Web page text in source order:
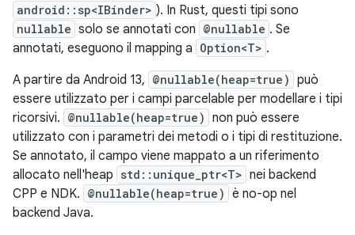
android::sp<IBinder> ). In Rust, questi tipi sono
nullable solo se annotati con @nullable . Se
annotati, eseguono il mapping a Option<T> .
A partire da Android 13, @nullable(heap=true) può
essere utilizzato per i campi parcelable per modellare i tipi
ricorsivi. @nullable(heap=true) non può essere
utilizzato con i parametri dei metodi o i tipi di restituzione.
Se annotato, il campo viene mappato a un riferimento
allocato nell'heap std::unique_ptr<T> nei backend
CPP e NDK. @nullable(heap=true) è no-op nel
backend Java.